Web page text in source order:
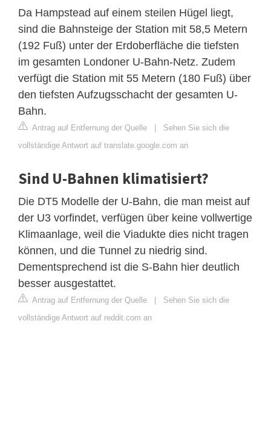
Da Hampstead auf einem steilen Hügel liegt,
sind die Bahnsteige der Station mit 58,5 Metern
(192 Fuß) unter der Erdoberfläche die tiefsten
im gesamten Londoner U-Bahn-Netz. Zudem
verfügt die Station mit 55 Metern (180 Fuß) über
den tiefsten Aufzugsschacht der gesamten U-
Bahn.
Antrag auf Entfernung der Quelle | Sehen Sie sich die
vollständige Antwort auf translate.google.com an
Sind U-Bahnen klimatisiert?
Die DT5 Modelle der U-Bahn, die man meist auf
der U3 vorfindet, verfügen über keine vollwertige
Klimaanlage, weil die Viadukte dies nicht tragen
können, und die Tunnel zu niedrig sind.
Dementsprechend ist die S-Bahn hier deutlich
besser ausgestattet.
Antrag auf Entfernung der Quelle | Sehen Sie sich die
vollständige Antwort auf reddit.com an